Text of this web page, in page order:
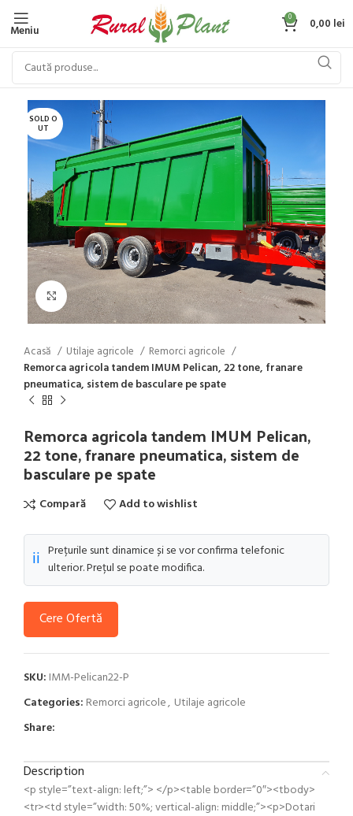
Meniu
0 0,00 lei
SOLD O
UT
Click to enlarge
Acasă Utilaje agricole
Remorci agricole
Remorca agricola tandem IMUM Pelican, 22 tone, franare
pneumatica, sistem de basculare pe spate
Remorca agricola tandem IMUM Pelican,
22 tone, franare pneumatica, sistem de
basculare pe spate
Compară Add to wishlist
ℹ️ Prețurile sunt dinamice și se vor confirma telefonic
ulterior. Prețul se poate modifica.
Cere Ofertă
SKU: IMM-Pelican22-P
Categories: Remorci agricole, Utilaje agricole
Share:
Description
<p style=”text-align: left;”> </p><table border=”0″><tbody>
<tr><td style=”width: 50%; vertical-align: middle;”><p>Dotari